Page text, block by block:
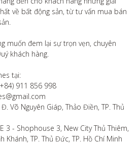
về bất động sản, từ tư vấn mua bán
muốn đem lại sự trọn vẹn, chuyên
khách hàng.
tại:
911 856 998
Võ Nguyên Giáp, Thảo Điền, TP. Thủ
3 - Shophouse 3, New City Thủ Thiêm,
Khánh, TP. Thủ Đức, TP. Hồ Chí Minh